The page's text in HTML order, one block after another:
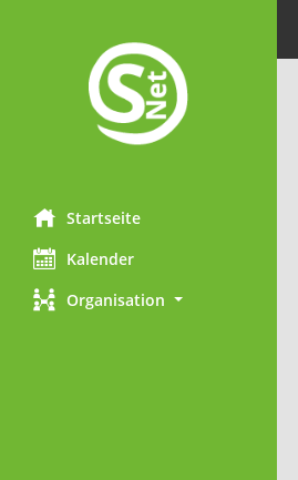
Startseite
Kalender
Organisation